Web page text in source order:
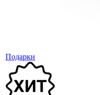
Подарки